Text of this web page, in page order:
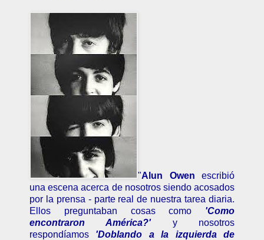
"Alun Owen escribió
una escena acerca de nosotros siendo acosados
por la prensa - parte real de nuestra tarea diaria.
Ellos preguntaban cosas como 'Como
encontraron América?'y nosotros
respondíamos 'Doblando a la izquierda de